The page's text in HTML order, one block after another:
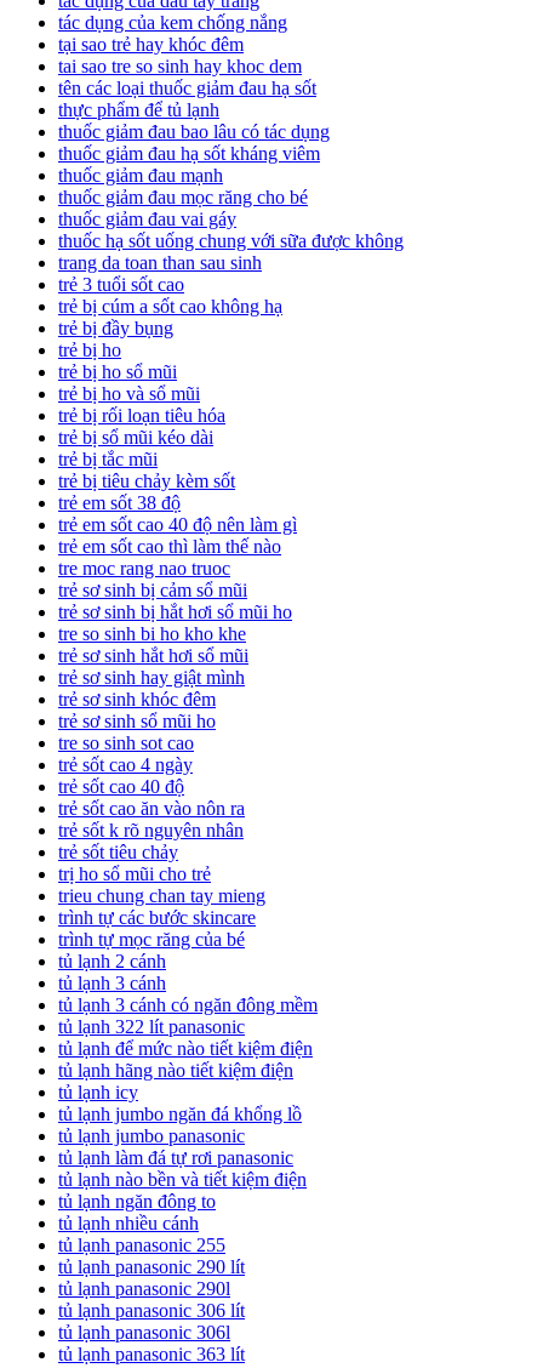
tác dụng của kem chống nắng
tại sao trẻ hay khóc đêm
tai sao tre so sinh hay khoc dem
tên các loại thuốc giảm đau hạ sốt
thực phẩm để tủ lạnh
thuốc giảm đau bao lâu có tác dụng
thuốc giảm đau hạ sốt kháng viêm
thuốc giảm đau mạnh
thuốc giảm đau mọc răng cho bé
thuốc giảm đau vai gáy
thuốc hạ sốt uống chung với sữa được không
trang da toan than sau sinh
trẻ 3 tuổi sốt cao
trẻ bị cúm a sốt cao không hạ
trẻ bị đầy bụng
trẻ bị ho
trẻ bị ho sổ mũi
trẻ bị ho và sổ mũi
trẻ bị rối loạn tiêu hóa
trẻ bị sổ mũi kéo dài
trẻ bị tắc mũi
trẻ bị tiêu chảy kèm sốt
trẻ em sốt 38 độ
trẻ em sốt cao 40 độ nên làm gì
trẻ em sốt cao thì làm thế nào
tre moc rang nao truoc
trẻ sơ sinh bị cảm sổ mũi
trẻ sơ sinh bị hắt hơi sổ mũi ho
tre so sinh bi ho kho khe
trẻ sơ sinh hắt hơi sổ mũi
trẻ sơ sinh hay giật mình
trẻ sơ sinh khóc đêm
trẻ sơ sinh sổ mũi ho
tre so sinh sot cao
trẻ sốt cao 4 ngày
trẻ sốt cao 40 độ
trẻ sốt cao ăn vào nôn ra
trẻ sốt k rõ nguyên nhân
trẻ sốt tiêu chảy
trị ho sổ mũi cho trẻ
trieu chung chan tay mieng
trình tự các bước skincare
trình tự mọc răng của bé
tủ lạnh 2 cánh
tủ lạnh 3 cánh
tủ lạnh 3 cánh có ngăn đông mềm
tủ lạnh 322 lít panasonic
tủ lạnh để mức nào tiết kiệm điện
tủ lạnh hãng nào tiết kiệm điện
tủ lạnh icy
tủ lạnh jumbo ngăn đá khổng lồ
tủ lạnh jumbo panasonic
tủ lạnh làm đá tự rơi panasonic
tủ lạnh nào bền và tiết kiệm điện
tủ lạnh ngăn đông to
tủ lạnh nhiều cánh
tủ lạnh panasonic 255
tủ lạnh panasonic 290 lít
tủ lạnh panasonic 290l
tủ lạnh panasonic 306 lít
tủ lạnh panasonic 306l
tủ lạnh panasonic 363 lít